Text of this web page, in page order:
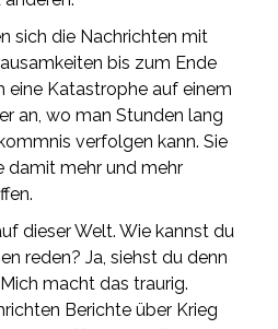
sich die Nachrichten mit
bis zum Ende
eine Katastrophe auf einem
an, wo man Stunden lang
verfolgen kann. Sie
damit mehr und mehr
dieser Welt. Wie kannst du
reden? Ja, siehst du denn
macht das traurig.
Berichte über Krieg